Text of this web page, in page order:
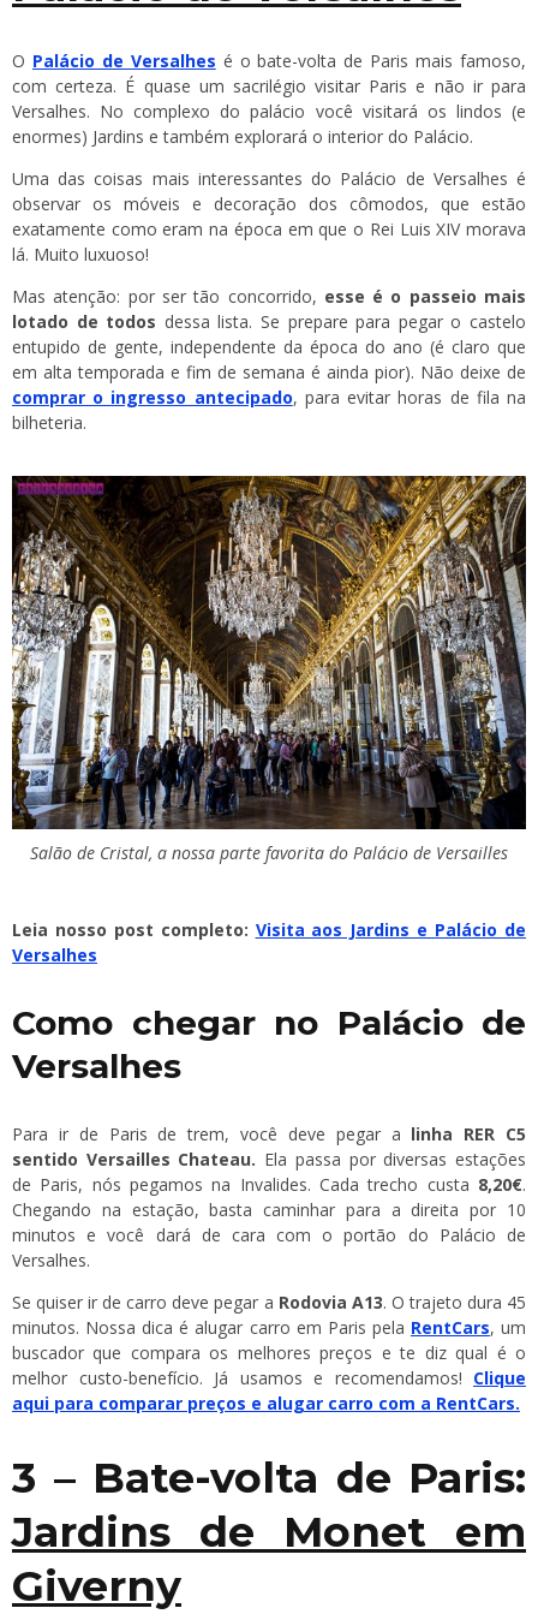
O Palácio de Versalhes é o bate-volta de Paris mais famoso,
com certeza. É quase um sacrilégio visitar Paris e não ir para
Versalhes. No complexo do palácio você visitará os lindos (e
enormes) Jardins e também explorará o interior do Palácio.
Uma das coisas mais interessantes do Palácio de Versalhes é
observar os móveis e decoração dos cômodos, que estão
exatamente como eram na época em que o Rei Luis XIV morava
lá. Muito luxuoso!
Mas atenção: por ser tão concorrido, esse é o passeio mais
lotado de todos dessa lista. Se prepare para pegar o castelo
entupido de gente, independente da época do ano (é claro que
em alta temporada e fim de semana é ainda pior). Não deixe de
comprar o ingresso antecipado, para evitar horas de fila na
bilheteria.
Salão de Cristal, a nossa parte favorita do Palácio de Versailles
Leia nosso post completo: Visita aos Jardins e Palácio de
Versalhes
Como chegar no Palácio de
Versalhes
Para ir de Paris de trem, você deve pegar a linha RER C5
sentido Versailles Chateau. Ela passa por diversas estações
de Paris, nós pegamos na Invalides. Cada trecho custa 8,20€.
Chegando na estação, basta caminhar para a direita por 10
minutos e você dará de cara com o portão do Palácio de
Versalhes.
Se quiser ir de carro deve pegar a Rodovia A13. O trajeto dura 45
minutos. Nossa dica é alugar carro em Paris pela RentCars, um
buscador que compara os melhores preços e te diz qual é o
melhor custo-benefício. Já usamos e recomendamos! Clique
aqui para comparar preços e alugar carro com a RentCars.
3 – Bate-volta de Paris:
Jardins de Monet em
Giverny